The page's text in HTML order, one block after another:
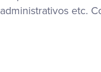
administrativos etc.